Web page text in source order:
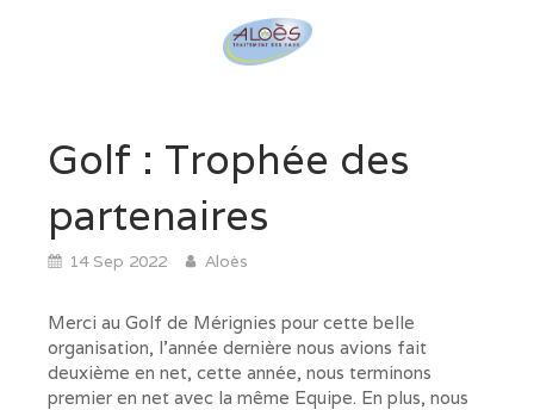
Golf : Trophée des
partenaires
14 Sep 2022 Aloès
Merci au Golf de Mérignies pour cette belle
organisation, l'année dernière nous avions fait
deuxième en net, cette année, nous terminons
premier en net avec la même Equipe. En plus, nous